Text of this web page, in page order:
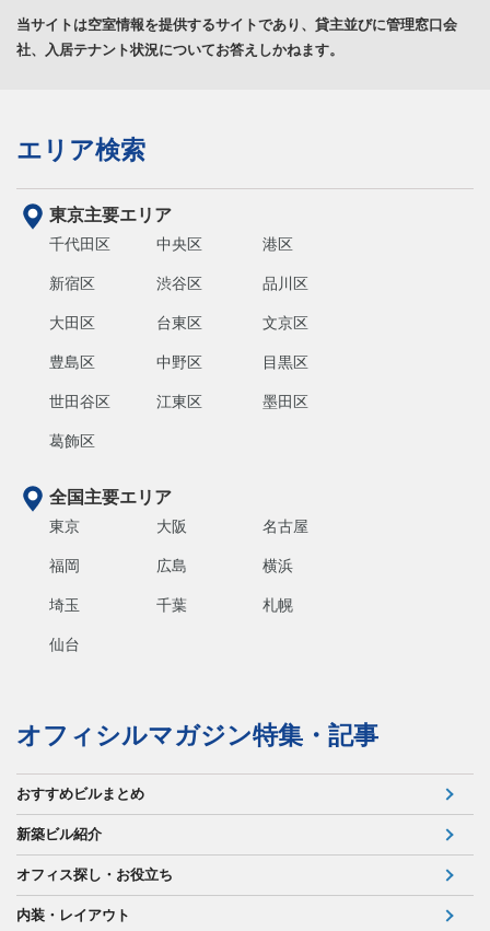
当サイトは空室情報を提供するサイトであり、貸主並びに管理窓口会
社、入居テナント状況についてお答えしかねます。
エリア検索
東京主要エリア
千代田区 中央区 港区
新宿区 渋谷区 品川区
大田区 台東区 文京区
豊島区 中野区 目黒区
世田谷区 江東区 墨田区
葛飾区
全国主要エリア
東京 大阪 名古屋
福岡 広島 横浜
埼玉 千葉 札幌
仙台
オフィシルマガジン特集・記事
おすすめビルまとめ
新築ビル紹介
オフィス探し・お役立ち
内装・レイアウト